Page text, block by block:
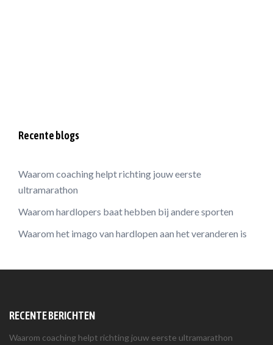
Recente blogs
Waarom coaching helpt richting jouw eerste
ultramarathon
Waarom hardlopers baat hebben bij andere sporten
Waarom het imago van hardlopen aan het veranderen is
RECENTE BERICHTEN
Waarom coaching helpt richting jouw eerste ultramarathon